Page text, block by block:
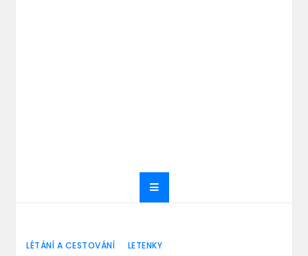
LÉTÁNÍ A CESTOVÁNÍ LETENKY